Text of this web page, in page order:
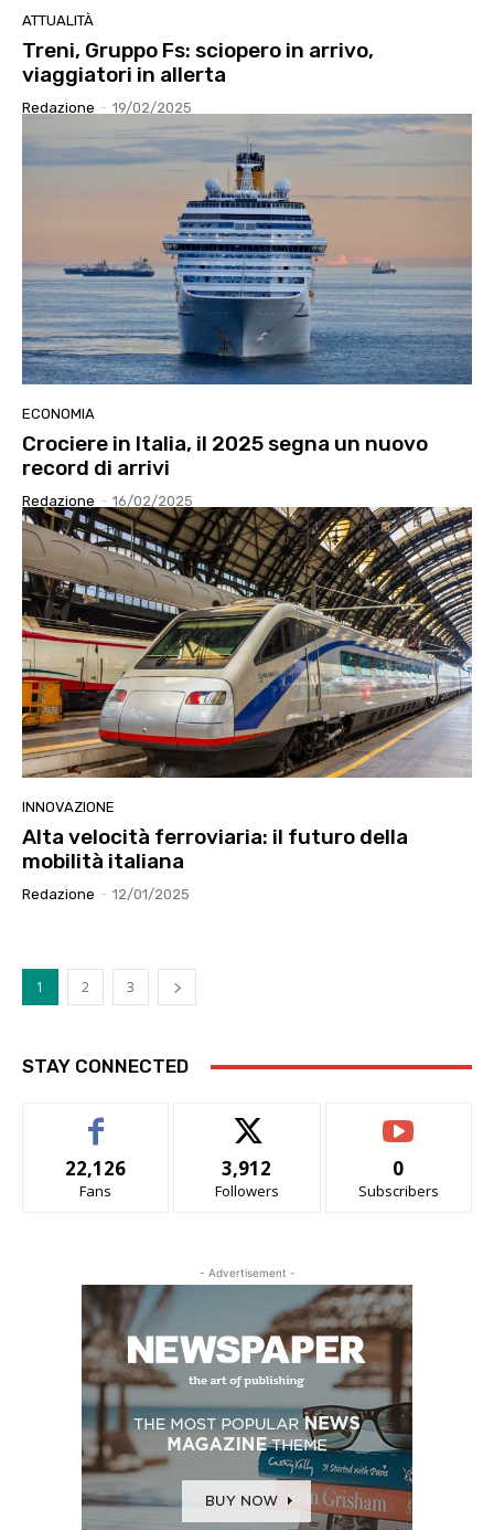
ATTUALITÀ
Treni, Gruppo Fs: sciopero in arrivo,
viaggiatori in allerta
Redazione - 19/02/2025
ECONOMIA
Crociere in Italia, il 2025 segna un nuovo
record di arrivi
Redazione - 16/02/2025
INNOVAZIONE
Alta velocità ferroviaria: il futuro della
mobilità italiana
Redazione - 12/01/2025
1 2 3
STAY CONNECTED
22,126
Fans
3,912
Followers
0
Subscribers
- Advertisement -